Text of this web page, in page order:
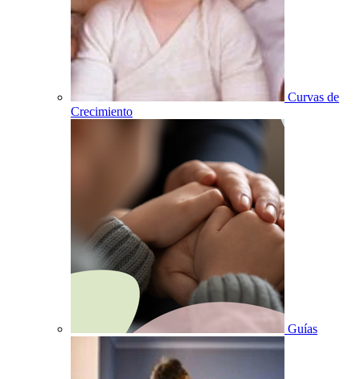
Curvas de
Crecimiento
Guías